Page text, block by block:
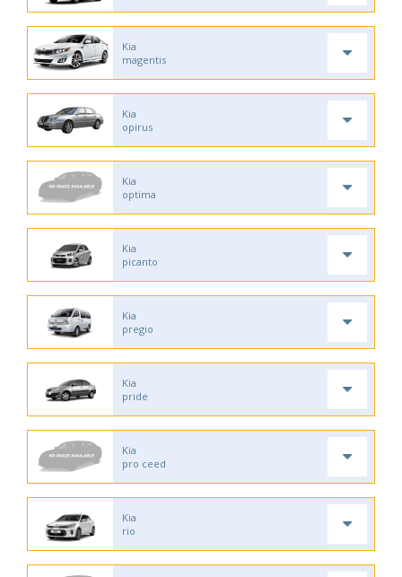
Kia
magentis
Kia
opirus
Kia
optima
Kia
picanto
Kia
pregio
Kia
pride
Kia
pro ceed
Kia
rio